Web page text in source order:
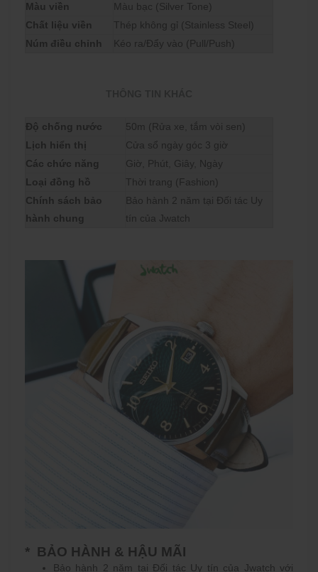
Màu viền
Màu bạc (Silver Tone)
Chất liệu viền
Thép không gỉ (Stainless Steel)
Núm điều chỉnh
Kéo ra/Đẩy vào (Pull/Push)
Độ chống nước
50m (Rửa xe, tắm vòi sen)
Lịch hiển thị
Cửa sổ ngày góc 3 giờ
Các chức năng
Giờ, Phút, Giây, Ngày
Loại đồng hồ
Thời trang (Fashion)
Chính sách bảo
hành chung
Bảo hành 2 năm tại Đối tác Uy
tín của Jwatch
* BẢO HÀNH & HẬU MÃI
Bảo hành 2 năm tại Đối tác Uy tín của Jwatch với